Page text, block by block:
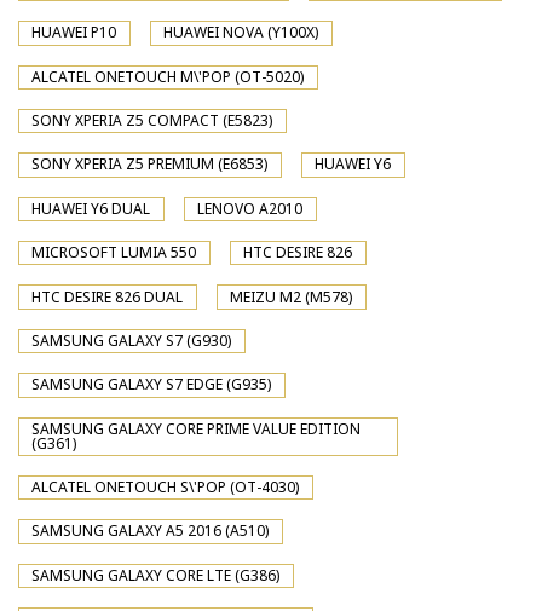
HUAWEI P10 HUAWEI NOVA (Y100X)
ALCATEL ONETOUCH M\'POP (OT-5020)
SONY XPERIA Z5 COMPACT (E5823)
SONY XPERIA Z5 PREMIUM (E6853) HUAWEI Y6
HUAWEI Y6 DUAL LENOVO A2010
MICROSOFT LUMIA 550 HTC DESIRE 826
HTC DESIRE 826 DUAL MEIZU M2 (M578)
SAMSUNG GALAXY S7 (G930)
SAMSUNG GALAXY S7 EDGE (G935)
SAMSUNG GALAXY CORE PRIME VALUE EDITION
(G361)
ALCATEL ONETOUCH S\'POP (OT-4030)
SAMSUNG GALAXY A5 2016 (A510)
SAMSUNG GALAXY CORE LTE (G386)